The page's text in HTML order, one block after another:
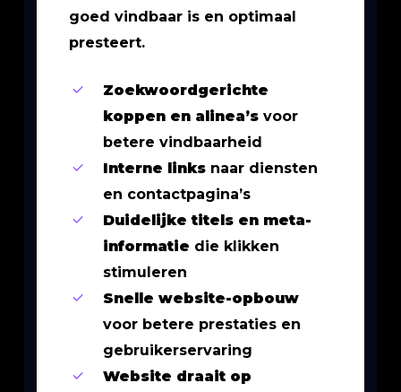
goed vindbaar is en optimaal
presteert.
Zoekwoordgerichte
koppen en alinea’svoor
betere vindbaarheid
Interne linksnaar diensten
en contactpagina’s
Duidelijke titels en meta-
informatie die klikken
stimuleren
Snelle website-opbouw
voor betere prestaties en
gebruikerservaring
Website draait op